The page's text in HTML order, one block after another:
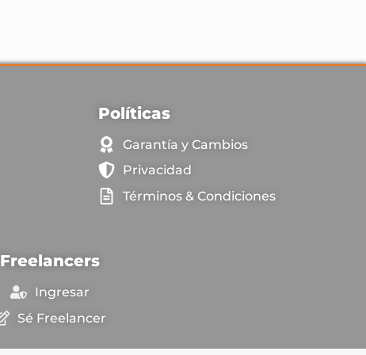
Políticas
Garantía y Cambios
Privacidad
Términos & Condiciones
Freelancers
Ingresar
Sé Freelancer